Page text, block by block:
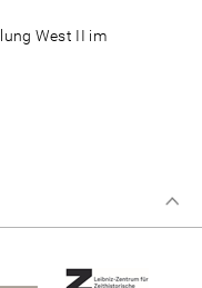
West II im